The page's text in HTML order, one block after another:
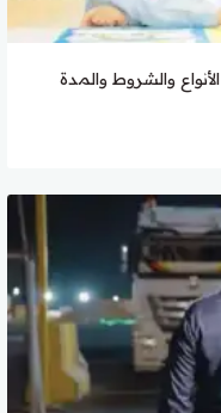
المعلمين والمعلمات 2026 .. الأنواع والشروط والمدة